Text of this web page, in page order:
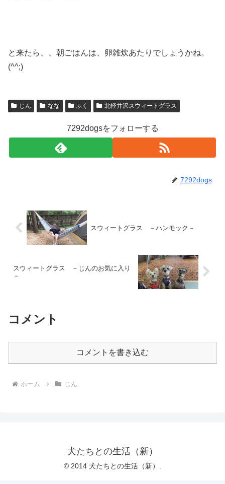
と来たら、、朝ごはんは、卵雑炊あたりでしょうかね。
(^^;)
じん なな ふく 北軽井沢スウィートグラス
7292dogsをフォローする
7292dogs
スウィートグラス －ハンモック－
スウィートグラス －じんのお気に入り
－
コメント
コメントを書き込む
ホーム じん
犬たちとの生活（新）
© 2014 犬たちとの生活（新）.